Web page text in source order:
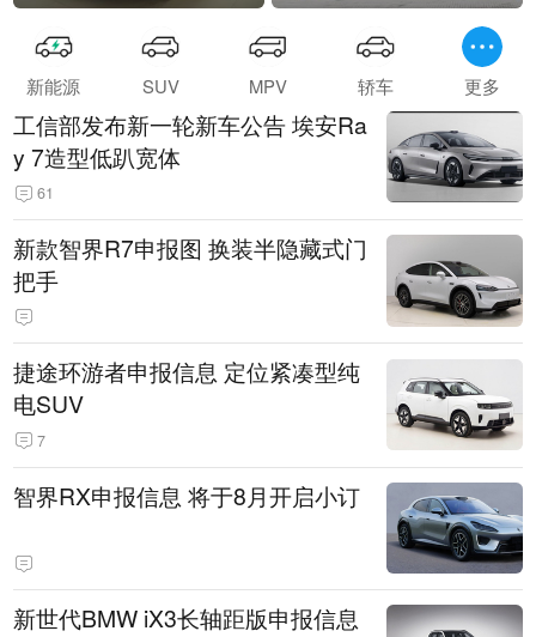
新能源 SUV MPV 轿车 更多
工信部发布新一轮新车公告 埃安Ra
y 7造型低趴宽体
61
新款智界R7申报图 换装半隐藏式门
把手
捷途环游者申报信息 定位紧凑型纯
电SUV
7
智界RX申报信息 将于8月开启小订
新世代BMW iX3长轴距版申报信息